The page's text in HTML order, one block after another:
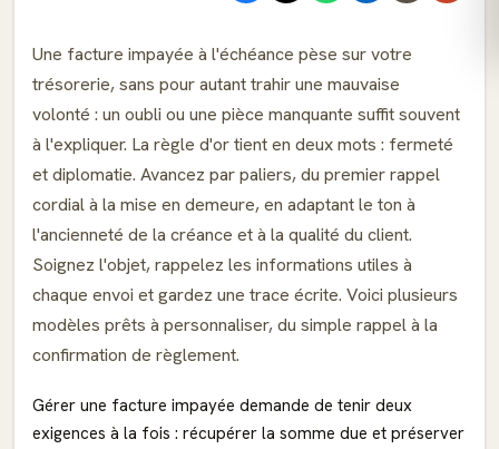
Une facture impayée à l'échéance pèse sur votre
trésorerie, sans pour autant trahir une mauvaise
volonté : un oubli ou une pièce manquante suffit souvent
à l'expliquer. La règle d'or tient en deux mots : fermeté
et diplomatie. Avancez par paliers, du premier rappel
cordial à la mise en demeure, en adaptant le ton à
l'ancienneté de la créance et à la qualité du client.
Soignez l'objet, rappelez les informations utiles à
chaque envoi et gardez une trace écrite. Voici plusieurs
modèles prêts à personnaliser, du simple rappel à la
confirmation de règlement.
Gérer une facture impayée demande de tenir deux
exigences à la fois : récupérer la somme due et préserver